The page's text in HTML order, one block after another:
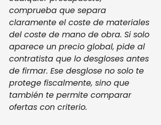
comprueba que separa
claramente el coste de materiales
del coste de mano de obra. Si solo
aparece un precio global, pide al
contratista que lo desgloses antes
de firmar. Ese desglose no solo te
protege fiscalmente, sino que
también te permite comparar
ofertas con criterio.